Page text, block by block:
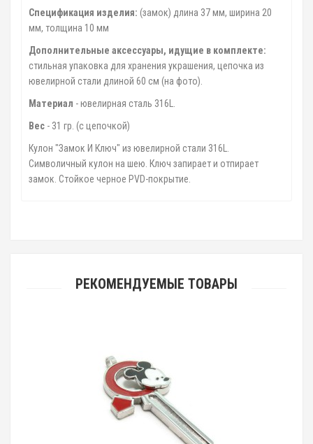
Спецификация изделия: (замок) длина 37 мм, ширина 20
мм, толщина 10 мм
Дополнительные аксессуары, идущие в комплекте:
стильная упаковка для хранения украшения, цепочка из
ювелирной стали длиной 60 см (на фото).
Материал - ювелирная сталь 316L.
Вес - 31 гр. (с цепочкой)
Кулон "Замок И Ключ" из ювелирной стали 316L.
Символичный кулон на шею. Ключ запирает и отпирает
замок. Стойкое черное PVD-покрытие.
РЕКОМЕНДУЕМЫЕ ТОВАРЫ